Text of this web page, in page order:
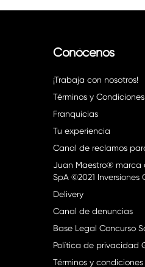
Conócenos
¡Trabaja con nosotros!
Términos y
Franquicias
Tu experiencia
Canal de reclamos
Juan Maestro® marca
SpA ©2021 Inversiones
Delivery
Canal de denuncias
Base Legal Concurso
Política de privacidad
Términos y condiciones